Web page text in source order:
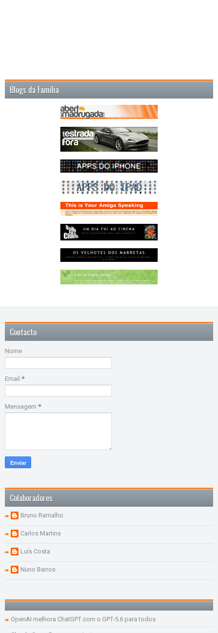
Blogs da Família
Contacto
Nome
Email *
Mensagem *
Colaboradores
Bruno Ramalho
Carlos Martins
Luís Costa
Nuno Barros
OpenAI melhora ChatGPT com o GPT-5.6 para todos